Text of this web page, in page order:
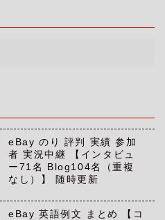
eBay のり 評判 実績 参加
者 実況中継 【インタビュ
ー71名 Blog104名（重複
なし）】 随時更新
eBay 英語例文 まとめ 【コ